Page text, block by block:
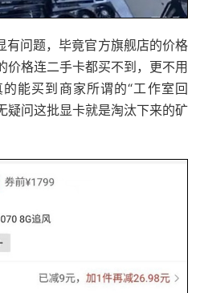
有问题，毕竟官方旗舰店的价格
格连二手卡都买不到，更不用
能买到商家所谓的“工作室回
疑问这批显卡就是淘汰下来的矿